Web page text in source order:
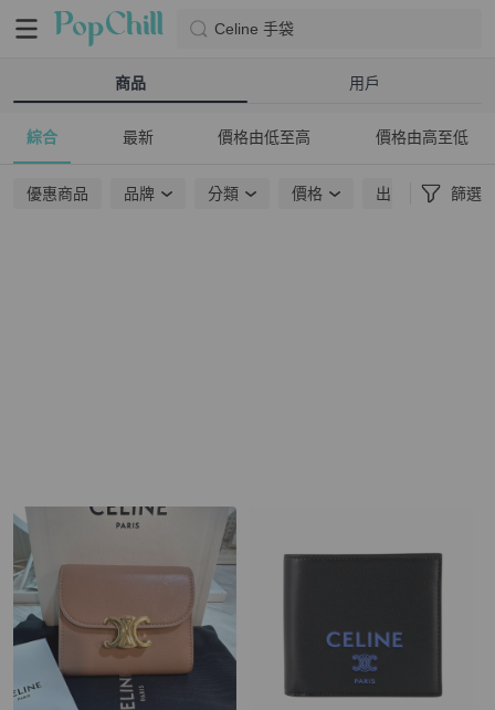
Celine 手袋
商品 用戶
綜合 最新 價格由低至高 價格由高至低
優惠商品 品牌 分類 價格 出貨地點 篩選